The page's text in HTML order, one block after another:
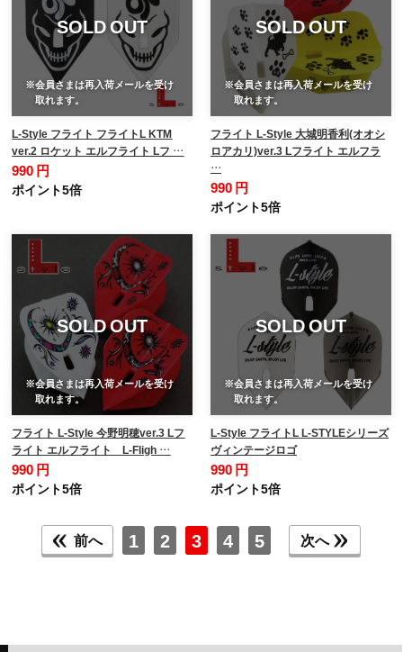
SOLD OUT
※会員さまは再入荷メールを受け
取れます。
L-Style フライト フライトL KTM
ver.2 ロケット エルフライト Lフ …
990 円
ポイント5倍
SOLD OUT
※会員さまは再入荷メールを受け
取れます。
フライト L-Style 大城明香利(オオシ
ロアカリ)ver.3 Lフライト エルフラ
…
990 円
ポイント5倍
SOLD OUT
※会員さまは再入荷メールを受け
取れます。
フライト L-Style 今野明穂ver.3 Lフ
ライト エルフライト L-Fligh …
990 円
ポイント5倍
SOLD OUT
※会員さまは再入荷メールを受け
取れます。
L-Style フライトL L-STYLEシリーズ
ヴィンテージロゴ
990 円
ポイント5倍
前へ 1 2 3 4 5 次へ